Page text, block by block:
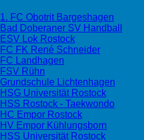
1. FC Obotrit Bargeshagen
Bad Doberaner SV Handball
ESV Lok Rostock
FC FK René Schneider
FC Landhagen
FSV Rühn
Grundschule Lichtenhagen
HSG Universität Rostock
HSS Rostock - Taekwondo
HC Empor Rostock
HV Empor Kühlungsborn
HSS Universität Rostock